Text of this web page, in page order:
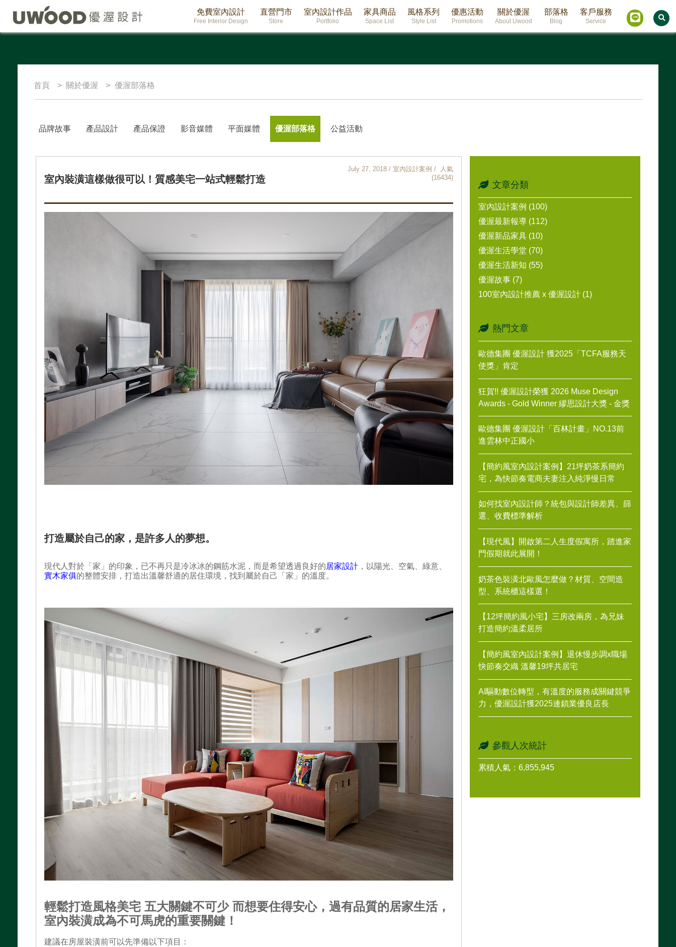
免費室內設計
Free Interior Design
直營門市
Store
室內設計作品
Portfolio
家具商品
Space List
風格系列
Style List
優惠活動
Promotions
關於優渥
About Uwood
部落格
Blog
客戶服務
Service
首頁 關於優渥 優渥部落格
品牌故事 產品設計 產品保證 影音媒體 平面媒體 優渥部落格 公益活動
室內裝潢這樣做很可以！質感美宅一站式輕鬆打造
July 27, 2018 / 室內設計案例 / 人氣
(16434)
打造屬於自己的家，是許多人的夢想。
現代人對於「家」的印象，已不再只是冷冰冰的鋼筋水泥，而是希望透過良好的居家設計 ，以陽光、空氣、綠意、
實木家俱的整體安排，打造出溫馨舒適的居住環境，找到屬於自己「家」的溫度。
輕鬆打造風格美宅 五大關鍵不可少 而想要住得安心，過有品質的居家生活，
室內裝潢成為不可馬虎的重要關鍵！
建議在房屋裝潢前可以先準備以下項目：
文章分類
室內設計案例 (100)
優渥最新報導 (112)
優渥新品家具 (10)
優渥生活學堂 (70)
優渥生活新知 (55)
優渥故事 (7)
100室內設計推薦 x 優渥設計 (1)
熱門文章
歐德集團 優渥設計 獲2025「TCFA服務天
使獎」肯定
狂賀!! 優渥設計榮獲 2026 Muse Design
Awards - Gold Winner 繆思設計大獎 - 金獎
歐德集團 優渥設計「百林計畫」NO.13前
進雲林中正國小
【簡約風室內設計案例】21坪奶茶系簡約
宅，為快節奏電商夫妻注入純淨慢日常
如何找室內設計師？統包與設計師差異、篩
選、收費標準解析
【現代風】開啟第二人生度假寓所，踏進家
門假期就此展開！
奶茶色裝潢北歐風怎麼做？材質、空間造
型、系統櫃這樣選！
【12坪簡約風小宅】三房改兩房，為兄妹
打造簡約溫柔居所
【簡約風室內設計案例】退休慢步調x職場
快節奏交織 溫馨19坪共居宅
AI驅動數位轉型，有溫度的服務成關鍵競爭
力，優渥設計獲2025連鎖業優良店長
參觀人次統計
累積人氣：6,855,945